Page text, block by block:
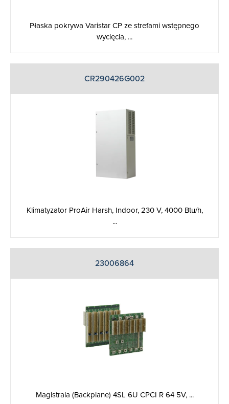
Płaska pokrywa Varistar CP ze strefami wstępnego
wycięcia, ...
CR290426G002
Klimatyzator ProAir Harsh, Indoor, 230 V, 4000 Btu/h,
...
23006864
Magistrala (Backplane) 4SL 6U CPCI R 64 5V, ...